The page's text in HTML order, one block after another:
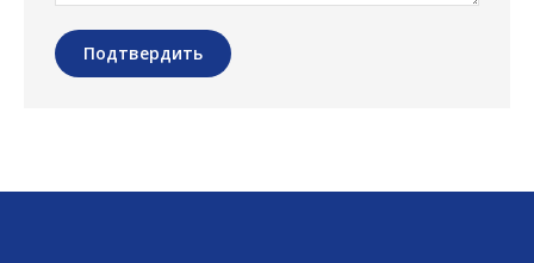
Подтвердить